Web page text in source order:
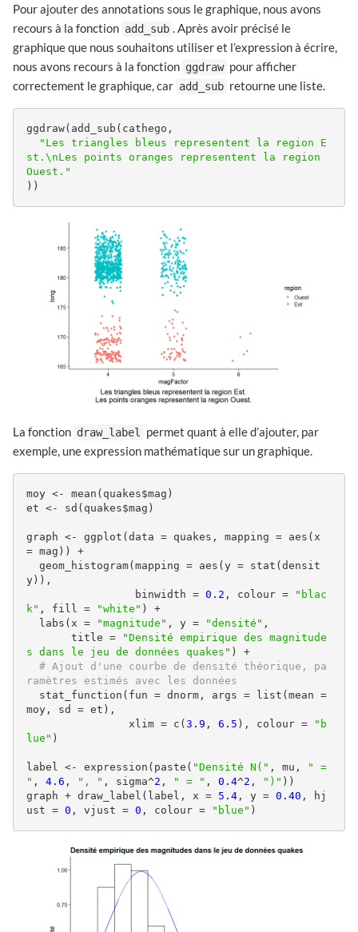
Pour ajouter des annotations sous le graphique, nous avons
recours à la fonction add_sub . Après avoir précisé le
graphique que nous souhaitons utiliser et l’expression à écrire,
nous avons recours à la fonction ggdraw pour afficher
correctement le graphique, car add_sub retourne une liste.
ggdraw(add_sub(cathego,
"Les triangles bleus representent la region E
st.\nLes points oranges representent la region
Ouest."
))
La fonction draw_label permet quant à elle d’ajouter, par
exemple, une expression mathématique sur un graphique.
moy <- mean(quakes$mag)
et <- sd(quakes$mag)
graph <- ggplot(data = quakes, mapping = aes(x
= mag)) +
y)),
                 binwidth =
0.2 , colour =
"blac
k" , fill = "white" ) +
  labs(x =
"magnitude" , y = "densité" ,
       title =
"Densité empirique des magnitude
s dans le jeu de données quakes" ) +
# Ajout d'une courbe de densité théorique, pa
ramètres estimés avec les données
moy, sd = et),
                xlim = c(
3.9 , 6.5 ), colour =
"b
lue" )
label <- expression(paste( "Densité N(" , mu,
" =
" , 4.6 , ", " , sigma^2 , " = " , 0.4^2 , ")" ))
graph + draw_label(label, x = 5.4 , y = 0.40 , hj
ust = 0 , vjust = 0 , colour = "blue" )